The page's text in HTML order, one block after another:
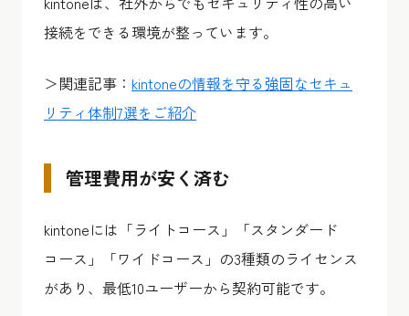
接続をできる環境が整っています。
＞関連記事： kintoneの情報を守る強固なセキュ
リティ体制7選をご紹介
管理費用が安く済む
kintoneには「ライトコース」「スタンダード
コース」「ワイドコース」の3種類のライセンス
があり、最低10ユーザーから契約可能です。